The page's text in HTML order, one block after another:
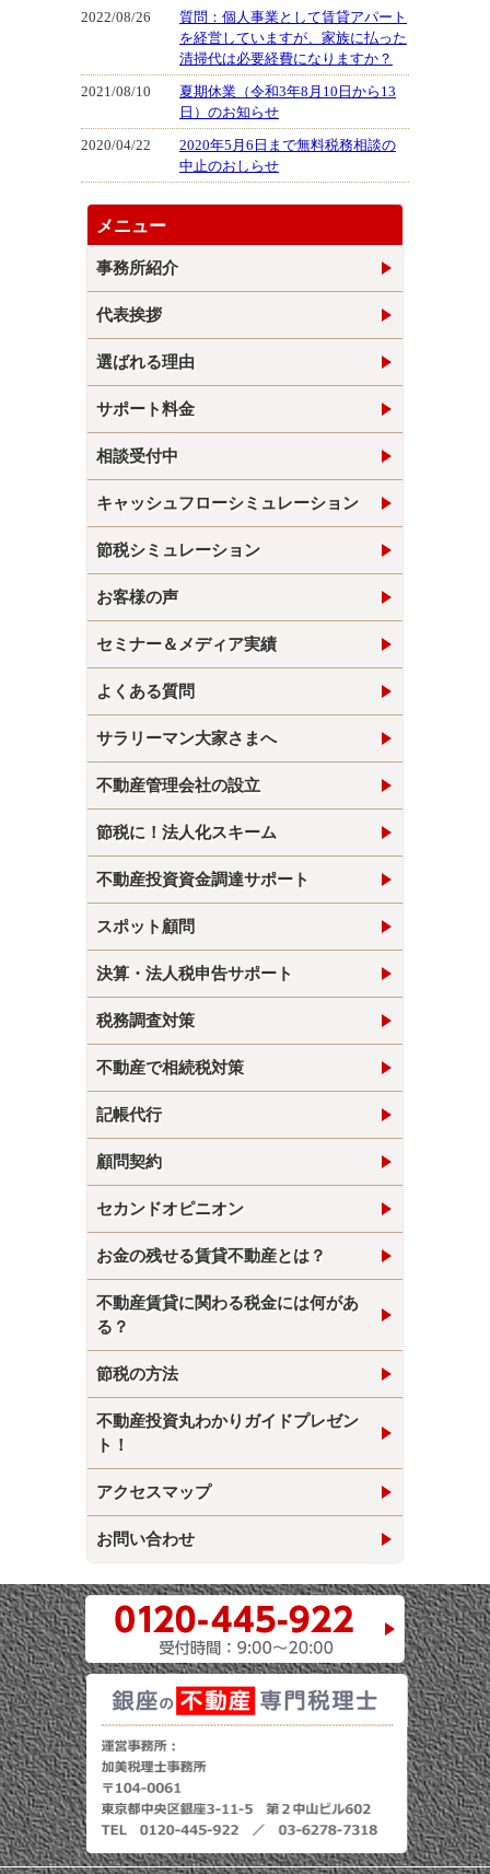
2022/08/26
質問：個人事業として賃貸アパート
を経営していますが、家族に払った
清掃代は必要経費になりますか？
2021/08/10
夏期休業（令和3年8月10日から13
日）のお知らせ
2020/04/22
2020年5月6日まで無料税務相談の
中止のおしらせ
メニュー
事務所紹介
代表挨拶
選ばれる理由
サポート料金
相談受付中
キャッシュフローシミュレーション
節税シミュレーション
お客様の声
セミナー＆メディア実績
よくある質問
サラリーマン大家さまへ
不動産管理会社の設立
節税に！法人化スキーム
不動産投資資金調達サポート
スポット顧問
決算・法人税申告サポート
税務調査対策
不動産で相続税対策
記帳代行
顧問契約
セカンドオピニオン
お金の残せる賃貸不動産とは？
不動産賃貸に関わる税金には何があ
る？
節税の方法
不動産投資丸わかりガイドプレゼン
ト！
アクセスマップ
お問い合わせ